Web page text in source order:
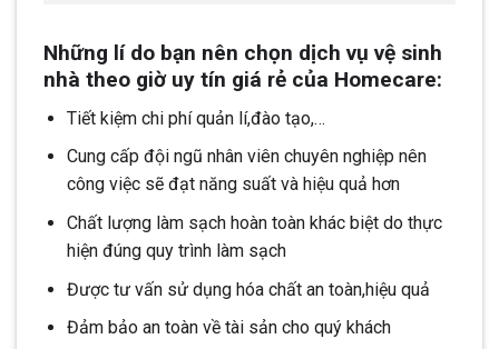
Những lí do bạn nên chọn dịch vụ vệ sinh
nhà theo giờ uy tín giá rẻ của Homecare:
Tiết kiệm chi phí quản lí,đào tạo,…
Cung cấp đội ngũ nhân viên chuyên nghiệp nên
công việc sẽ đạt năng suất và hiệu quả hơn
Chất lượng làm sạch hoàn toàn khác biệt do thực
hiện đúng quy trình làm sạch
Được tư vấn sử dụng hóa chất an toàn,hiệu quả
Đảm bảo an toàn về tài sản cho quý khách